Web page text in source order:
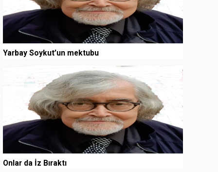
Yarbay Soykut’un mektubu
Onlar da İz Bıraktı